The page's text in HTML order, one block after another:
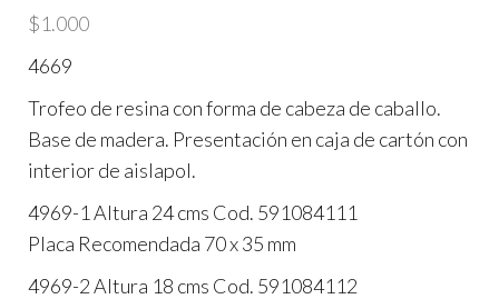
$1.000
4669
Trofeo de resina con forma de cabeza de caballo.
Base de madera. Presentación en caja de cartón con
interior de aislapol.
4969-1 Altura 24 cms Cod. 591084111
Placa Recomendada 70 x 35 mm
4969-2 Altura 18 cms Cod. 591084112